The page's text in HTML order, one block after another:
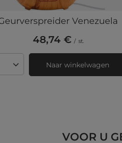
Venezuela
48,74 € / st.
productenNaar winkelwagen
VOOR U